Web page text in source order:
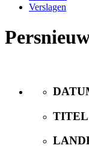
Verslagen
TITEL